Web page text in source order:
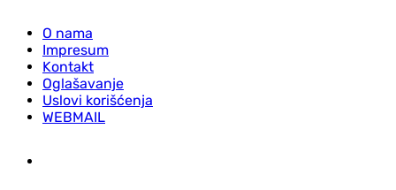
O nama
Impresum
Kontakt
Oglašavanje
Uslovi korišćenja
WEBMAIL